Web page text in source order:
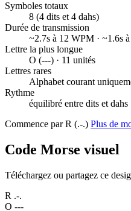
Symboles totaux
8 (4 dits et 4 dahs)
Durée de transmission
~2.7s à 12 WPM · ~1.6s
Lettre la plus longue
O (---) · 11 unités
Lettres rares
Alphabet courant
Rythme
équilibré entre dits et dahs
Commence par R (.-.) Plus de
Code Morse visuel
Téléchargez ou partagez ce
R .-.
O ---